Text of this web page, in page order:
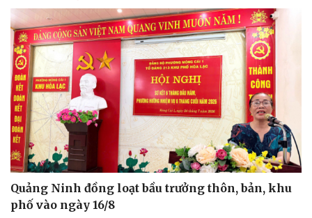
Cải chính
Quảng Ninh đồng loạt bầu trưởng thôn, bản, khu
phố vào ngày 16/8